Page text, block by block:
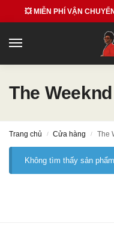
💥 MIỄN PHÍ VẬN
The
Trang chủ / Cửa hàng / The
Không tìm thấy sản